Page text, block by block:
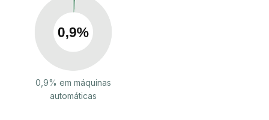
0,9% em máquinas
automáticas